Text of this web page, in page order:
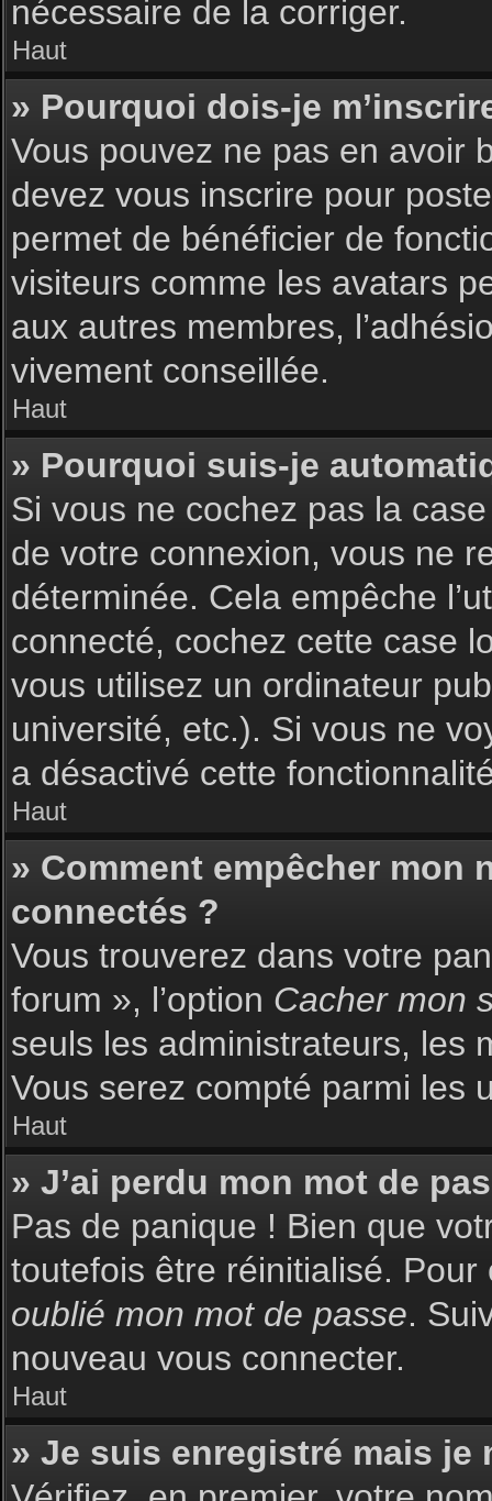
nécessaire de la corriger.
Haut
» Pourquoi dois-je
Vous pouvez ne pas en avoir
devez vous inscrire pour
permet de bénéficier de
visiteurs comme les avatars
aux autres membres,
vivement conseillée.
Haut
» Pourquoi suis-je
Si vous ne cochez pas la
de votre connexion, vous ne
déterminée. Cela empêche
connecté, cochez cette case
vous utilisez un ordinateur
université, etc.). Si vous ne
a désactivé cette
Haut
» Comment empêcher mon
connectés ?
Vous trouverez dans votre
forum », l’option Cacher mon
seuls les administrateurs, les
Vous serez compté parmi les
Haut
» J’ai perdu mon mot de
Pas de panique ! Bien que
toutefois être réinitialisé.
oublié mon mot de passe.
nouveau vous connecter.
Haut
» Je suis enregistré mais je